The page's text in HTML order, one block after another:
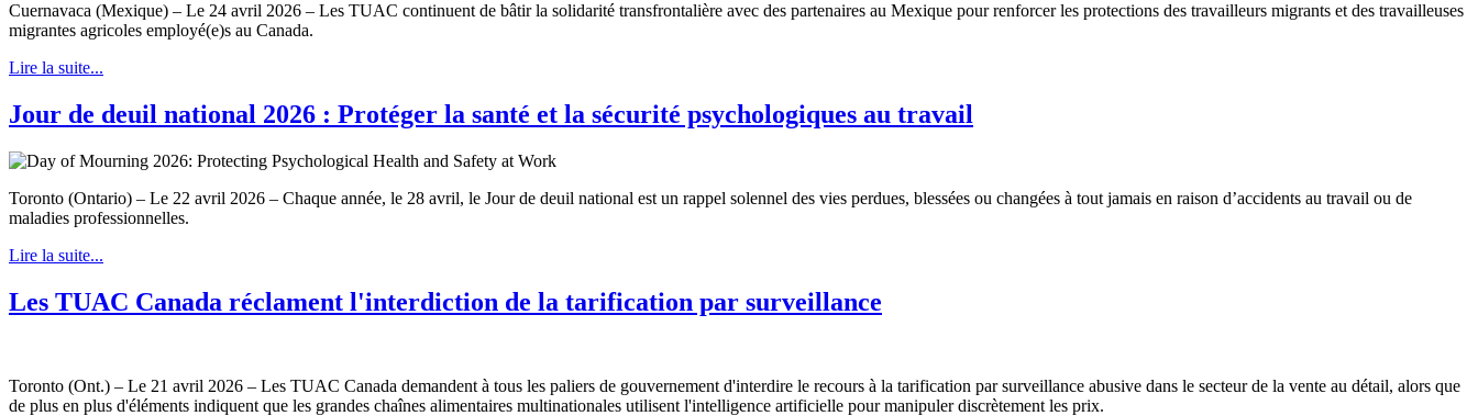
Cuernavaca (Mexique) – Le 24 avril 2026 – Les TUAC continuent de bâtir la solidarité transfrontalière avec des partenaires au Mexique pour renforcer les protections des travailleurs migrants et des travailleuses
migrantes agricoles employé(e)s au Canada.
Lire la suite...
Jour de deuil national 2026 : Protéger la santé et la sécurité psychologiques au travail
Toronto (Ontario) – Le 22 avril 2026 – Chaque année, le 28 avril, le Jour de deuil national est un rappel solennel des vies perdues, blessées ou changées à tout jamais en raison d’accidents au travail ou de
maladies professionnelles.
Lire la suite...
Les TUAC Canada réclament l'interdiction de la tarification par surveillance
Toronto (Ont.) – Le 21 avril 2026 – Les TUAC Canada demandent à tous les paliers de gouvernement d'interdire le recours à la tarification par surveillance abusive dans le secteur de la vente au détail, alors que
de plus en plus d'éléments indiquent que les grandes chaînes alimentaires multinationales utilisent l'intelligence artificielle pour manipuler discrètement les prix.